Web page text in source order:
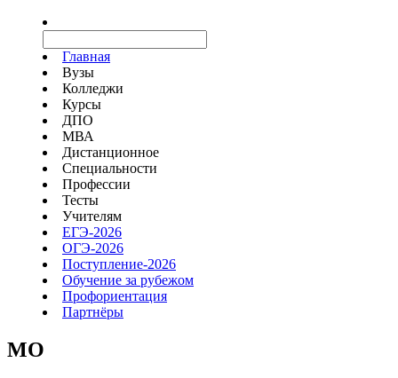
Главная
Вузы
Колледжи
Курсы
ДПО
МВА
Дистанционное
Специальности
Профессии
Тесты
Учителям
ЕГЭ-2026
ОГЭ-2026
Поступление-2026
Обучение за рубежом
Профориентация
Партнёры
MO